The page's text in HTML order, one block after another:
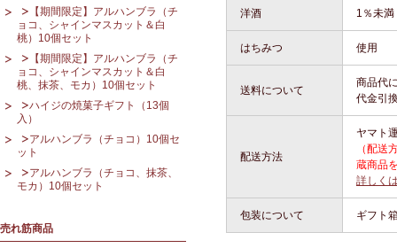
洋酒 1％未満
はちみつ 使用
送料について
商品代
代金引
配送方法
ヤマト
（配送
蔵商品
詳しく
包装について ギフト
【期間限定】アルハンブラ（チ
ョコ、シャインマスカット＆白
桃）10個セット
【期間限定】アルハンブラ（チ
ョコ、シャインマスカット＆白
桃、抹茶、モカ）10個セット
ハイジの焼菓子ギフト（13個
入）
アルハンブラ（チョコ）10個セ
ット
アルハンブラ（チョコ、抹茶、
モカ）10個セット
売れ筋商品